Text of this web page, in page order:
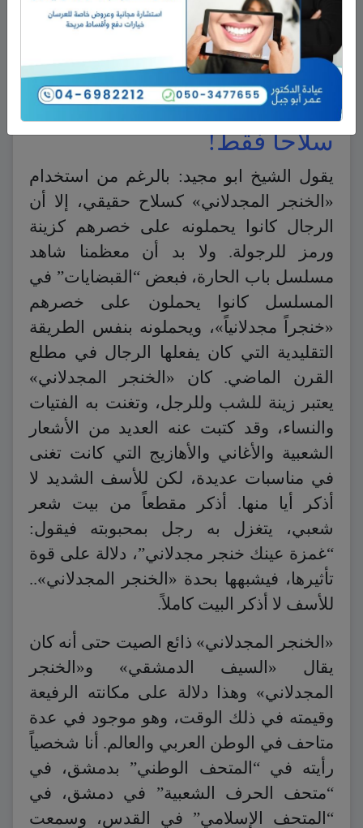
الخنجر العادي إلى يوم عمل كامل، أما
الخنجر المميز فقد يحتاج إلى يومين أو ثلاثة
أيام، ويكون عندها فعلاً تحفة فنية رائعة.
«الخنجر المجدلاني» لم يكن
سلاحاً فقط!
يقول الشيخ ابو مجيد: بالرغم من استخدام
«الخنجر المجدلاني» كسلاح حقيقي، إلا أن
الرجال كانوا يحملونه على خصرهم كزينة
ورمز للرجولة. ولا بد أن معظمنا شاهد
مسلسل باب الحارة، فبعض “القبضايات” في
المسلسل كانوا يحملون على خصرهم
«خنجراً مجدلانياً»، ويحملونه بنفس الطريقة
التقليدية التي كان يفعلها الرجال في مطلع
القرن الماضي. كان «الخنجر المجدلاني»
يعتبر زينة للشب وللرجل، وتغنت به الفتيات
والنساء، وقد كتبت عنه العديد من الأشعار
الشعبية والأغاني والأهازيج التي كانت تغنى
في مناسبات عديدة، لكن للأسف الشديد لا
أذكر أيا منها. أذكر مقطعاً من بيت شعر
شعبي، يتغزل به رجل بمحبوبته فيقول:
“غمزة عينك خنجر مجدلاني”، دلالة على قوة
تأثيرها، فيشبهها بحدة «الخنجر المجدلاني»..
للأسف لا أذكر البيت كاملاً.
«الخنجر المجدلاني» ذائع الصيت حتى أنه كان
يقال «السيف الدمشقي» و«الخنجر
المجدلاني» وهذا دلالة على مكانته الرفيعة
وقيمته في ذلك الوقت، وهو موجود في عدة
متاحف في الوطن العربي والعالم. أنا شخصياً
رأيته في “المتحف الوطني” بدمشق، في
“متحف الحرف الشعبية” في دمشق، في
“المتحف الإسلامي” في القدس، وسمعت